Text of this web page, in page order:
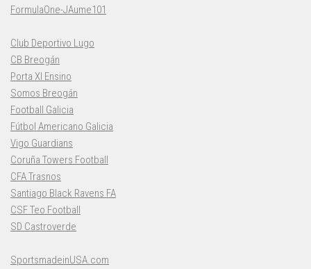
FormulaOne-JAume101
Club Deportivo Lugo
CB Breogán
Porta XI Ensino
Somos Breogán
Football Galicia
Fútbol Americano Galicia
Vigo Guardians
Coruña Towers Football
CFA Trasnos
Santiago Black Ravens FA
CSF Teo Football
SD Castroverde
SportsmadeinUSA.com